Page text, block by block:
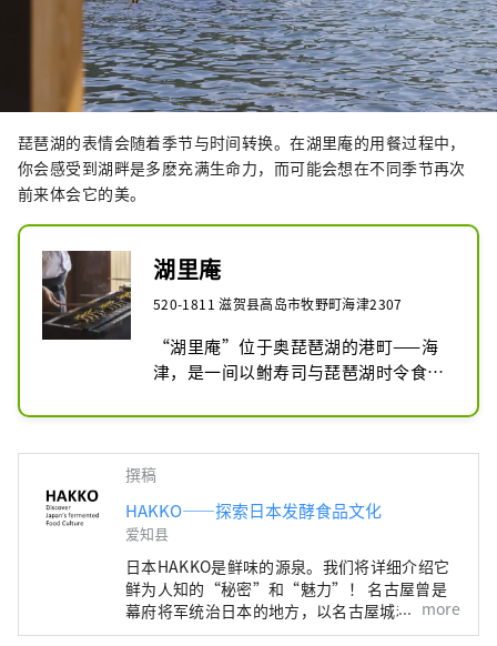
琵琶湖的表情会随着季节与时间转换。在湖里庵的用餐过程中，
你会感受到湖畔是多麽充满生命力，而可能会想在不同季节再次
前来体会它的美。
湖里庵
520-1811 滋贺县高岛市牧野町海津2307
“湖里庵”位于奥琵琶湖的港町——海
津，是一间以鲋寿司与琵琶湖时令食材
式乡村风格餐宿。
老字号“鱼治”的鲋寿司，是以琵琶湖
产的似五郎鮒（ニゴロブナ），运用自
家酒藏中的传统菌种，历经两个冬天细
心发酵熟成而成的极品。为了让旅人能
馐，“湖里庵”因此诞生于此地。店名
“湖里庵”一名，出自作家远藤周作先
生（笔名“狐狸庵先生”）亲自命名。
撰稿
HAKKO——探索日本发酵食品文化
爱知县
日本HAKKO是鲜味的源泉。我们将详细介绍它
鲜为人知的“秘密”和“魅力”！ 名古屋曾是
幕府将军统治日本的地方，以名古屋城和吉卜力
公园而闻名，但它实际上是美食文化的宝库，孕
more